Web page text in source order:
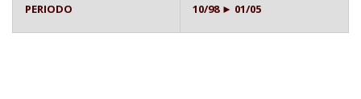
PERIODO 10/98 ► 01/05